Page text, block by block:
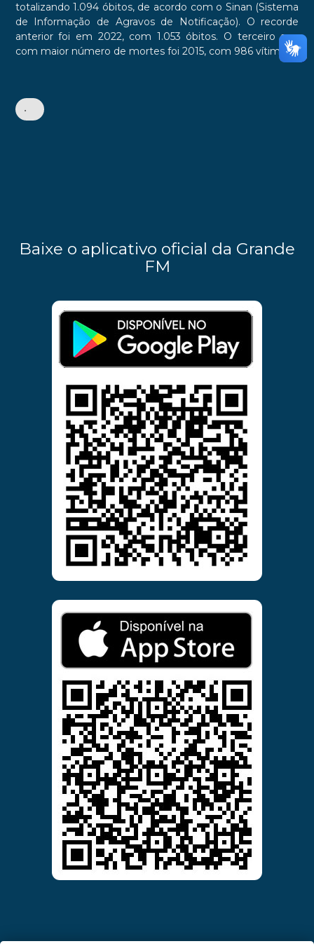
totalizando 1.094 óbitos, de acordo com o Sinan (Sistema
de Informação de Agravos de Notificação). O recorde
anterior foi em 2022, com 1.053 óbitos. O terceiro ano
com maior número de mortes foi 2015, com 986 vítimas.
•
Baixe o aplicativo oficial da Grande
FM